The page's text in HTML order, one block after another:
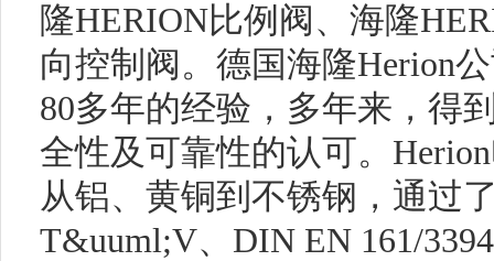
隆HERION比例阀、海隆
向控制阀。德国海隆Herion
80多年的经验，多年来，得
全性及可靠性的认可。
从铝、黄铜到不锈钢，通过
T&uuml;V、DIN EN 161/